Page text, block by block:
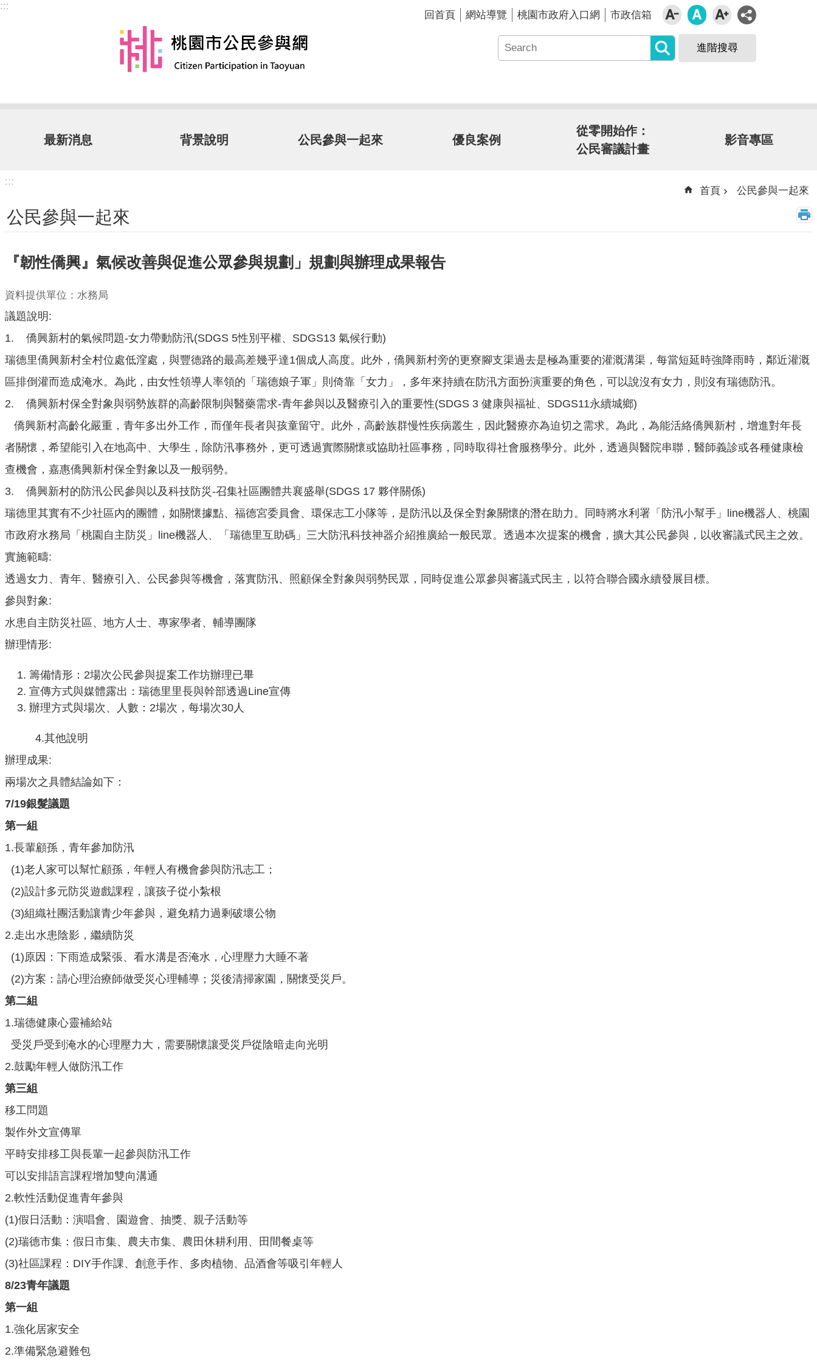
跳到主要內容區塊
:::
回首頁 網站導覽 桃園市政府入口網 市政信箱
進階搜尋
最新消息 背景說明 公民參與一起來 優良案例
從零開始作：
公民審議計畫
影音專區
:::
首頁 公民參與一起來
公民參與一起來
『韌性僑興』氣候改善與促進公眾參與規劃」規劃與辦理成果報告
資料提供單位：水務局
議題說明:
1.
僑興新村的氣候問題-女力帶動防汛(SDGS 5性別平權、SDGS13 氣候行動)
瑞德里僑興新村全村位處低漥處，與豐德路的最高差幾乎達1個成人高度。此外，僑興新村旁的更寮腳支渠過去是極為重要的灌溉溝渠，每當短延時強降雨時，鄰近灌溉
區排倒灌而造成淹水。為此，由女性領導人率領的「瑞德娘子軍」則倚靠「女力」，多年來持續在防汛方面扮演重要的角色，可以說沒有女力，則沒有瑞德防汛。
2.
僑興新村保全對象與弱勢族群的高齡限制與醫藥需求-青年參與以及醫療引入的重要性(SDGS 3 健康與福祉、SDGS11永續城鄉)
僑興新村高齡化嚴重，青年多出外工作，而僅年長者與孩童留守。此外，高齡族群慢性疾病叢生，因此醫療亦為迫切之需求。為此，為能活絡僑興新村，增進對年長
者關懷，希望能引入在地高中、大學生，除防汛事務外，更可透過實際關懷或協助社區事務，同時取得社會服務學分。此外，透過與醫院串聯，醫師義診或各種健康檢
查機會，嘉惠僑興新村保全對象以及一般弱勢。
3.
僑興新村的防汛公民參與以及科技防災-召集社區團體共襄盛舉(SDGS 17 夥伴關係)
瑞德里其實有不少社區內的團體，如關懷據點、福德宮委員會、環保志工小隊等，是防汛以及保全對象關懷的潛在助力。同時將水利署「防汛小幫手」line機器人、桃園
市政府水務局「桃園自主防災」line機器人、「瑞德里互助碼」三大防汛科技神器介紹推廣給一般民眾。透過本次提案的機會，擴大其公民參與，以收審議式民主之效。
實施範疇:
透過女力、青年、醫療引入、公民參與等機會，落實防汛、照顧保全對象與弱勢民眾，同時促進公眾參與審議式民主，以符合聯合國永續發展目標。
參與對象:
水患自主防災社區、地方人士、專家學者、輔導團隊
辦理情形:
籌備情形：2場次公民參與提案工作坊辦理已畢
宣傳方式與媒體露出：瑞德里里長與幹部透過Line宣傳
辦理方式與場次、人數：2場次，每場次30人
4.其他說明
辦理成果:
兩場次之具體結論如下：
7/19銀髮議題
第一組
1.長輩顧孫，青年參加防汛
(1)老人家可以幫忙顧孫，年輕人有機會參與防汛志工；
(2)設計多元防災遊戲課程，讓孩子從小紮根
(3)組織社團活動讓青少年參與，避免精力過剩破壞公物
2.走出水患陰影，繼續防災
(1)原因：下雨造成緊張、看水溝是否淹水，心理壓力大睡不著
(2)方案：請心理治療師做受災心理輔導；災後清掃家園，關懷受災戶。
第二組
1.瑞德健康心靈補給站
受災戶受到淹水的心理壓力大，需要關懷讓受災戶從陰暗走向光明
2.鼓勵年輕人做防汛工作
第三組
移工問題
製作外文宣傳單
平時安排移工與長輩一起參與防汛工作
可以安排語言課程增加雙向溝通
2.軟性活動促進青年參與
(1)假日活動：演唱會、園遊會、抽獎、親子活動等
(2)瑞德市集：假日市集、農夫市集、農田休耕利用、田間餐桌等
(3)社區課程：DIY手作課、創意手作、多肉植物、品酒會等吸引年輕人
8/23青年議題
第一組
1.強化居家安全
2.準備緊急避難包